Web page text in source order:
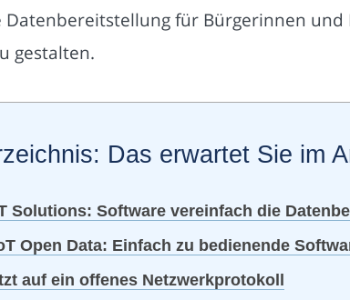
Datenbereitstellung für Bürgerinnen und
gestalten.
Das erwartet Sie im
Solutions: Software vereinfach die
Open Data: Einfach zu bedienende
auf ein offenes Netzwerkprotokoll